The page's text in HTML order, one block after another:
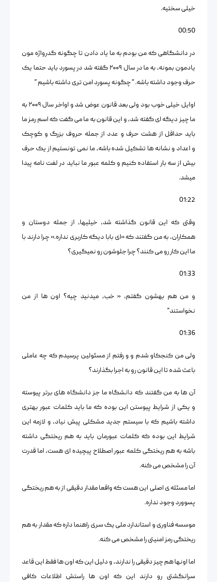
خیلی سختیه.
00:50
در دانشگاهی که من بودم به ما یاد دادن تا چگونه گدرواژه مون
یادمون بمونه، به ما در سال ۲۰۰۹ گفته شد در پسورد باید حتما یک
حرف وجود داشته باشه. ” چگونه پسورد امن تری داشته باشیم ”
اوایل خیلی خوب بود ولی بعد قانون عوض شد و اواخر سال ۲۰۰۹ به
ما چیز دیگه ای گفته شد، و این قانون به ما می گفت که اسم رمز ما
باید حداقل از هشت حرف و عدد از جمله حروف بزرگ و کوچک
و اعداد و نشانه ها تشکیل شده باشه، ما نمی تونستیم از یک حرف
بیش از سه بار استفاده کنیم و کلمه عبور ما نباید در لغت نامه پیدا
میشد.
01:22
وقتی که این قانون گذاشته شد، خیلیها، از جمله دوستان و
همکاران، به من گفتند که «ای بابا دیگه کاربری نداره.» چرا دارند با
ما این کار رو می کنند؟ چرا جلوشون رو نمیگیری؟
01:33
و من هم بهشون گفتم، « خب، میدنید چیه؟ اون ها از من
نخواستند”
01:36
ولی من کنجکاو شدم و و رفتم از مسئولین پرسیدم که چه عاملی
باعث شده تا این قانون رو به اجرا بگذارند؟
آن ها به من گفتند که دانشگاه ما جز دانشگاه های برتر پیوسته
و یکی از شرایط پیوستن این بوده که ما باید کلمات عبور بهتری
داشته باشیم که با سیستم جدید مشکلی پیش نیاد، و لازمه این
شرایط این بوده که کلمات عبورمان باید به هم ریختگی داشته
باشه به هم ریختگی کلمه عبور اصطلاح پیچیده ای هست، اما قدرت
آن را مشخص می کنه.
اما مسئله ی اصلی این هست که واقعا مقدار دقیقی از به هم ریختگی
پسوورد وجود نداره.
موسسه فناوری و استاندارد ملی یک سری راهنما داره که مقدار به هم
ریختگی رمز امنیتی را مشخص می کنه.
اما اونها هم چیز دقیقی را ندارند، و دلیل این که اون ها فقط این قاعد
سرانگشتی رو دارند این که اون ها راستش اطلاعات کافی